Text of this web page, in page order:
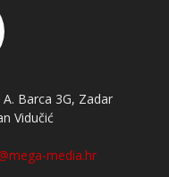
Barca 3G, Zadar
Vidučić
media.hr